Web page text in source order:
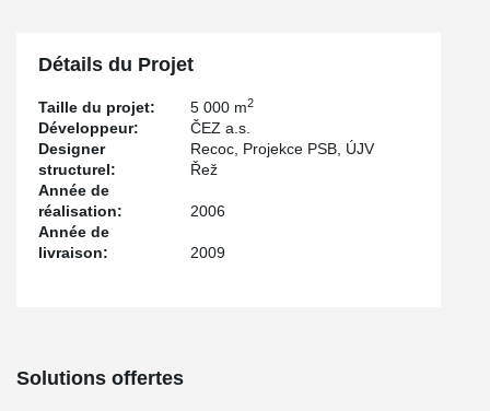
Détails du Projet
Taille du projet: 5 000 m2
Développeur:
ČEZ a.s.
Designer
structurel:
Recoc, Projekce PSB, ÚJV
Řež
Année de
réalisation:
2006
Année de
livraison:
2009
Solutions offertes